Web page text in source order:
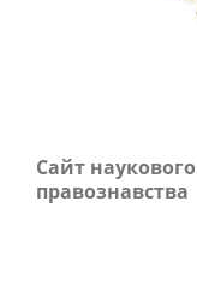
Сайт
правознавства